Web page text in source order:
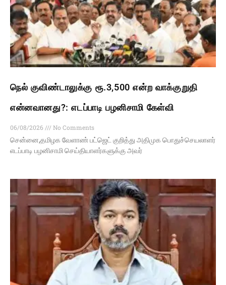
நெல் குவிண்டாலுக்கு ரூ.3,500 என்ற வாக்குறுதி
என்னவானது?: எடப்பாடி பழனிசாமி கேள்வி
06/08/2026
No Comments
சென்னை,தமிழக வேளாண் பட்ஜெட் குறித்து அதிமுக பொதுச்செயலாளர்
எடப்பாடி பழனிசாமி செய்தியாளர்களுக்கு அவர்